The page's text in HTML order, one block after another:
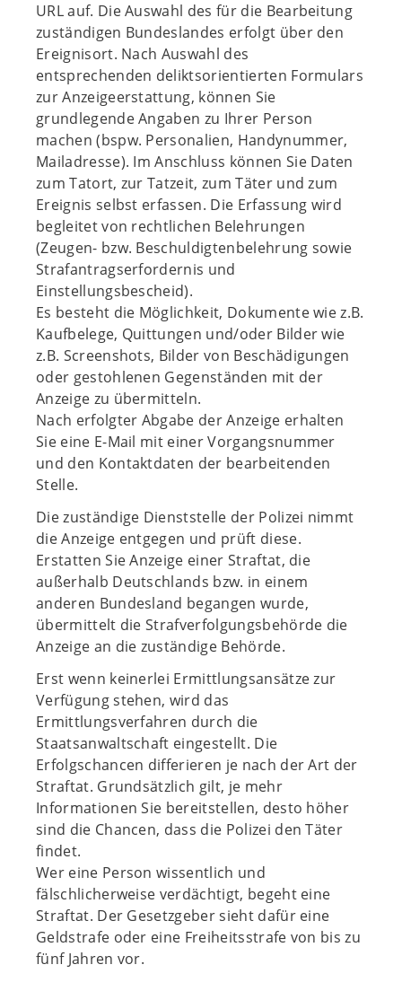
URL auf. Die Auswahl des für die Bearbeitung
zuständigen Bundeslandes erfolgt über den
Ereignisort. Nach Auswahl des
entsprechenden deliktsorientierten Formulars
zur Anzeigeerstattung, können Sie
grundlegende Angaben zu Ihrer Person
machen (bspw. Personalien, Handynummer,
Mailadresse). Im Anschluss können Sie Daten
zum Tatort, zur Tatzeit, zum Täter und zum
Ereignis selbst erfassen. Die Erfassung wird
begleitet von rechtlichen Belehrungen
(Zeugen- bzw. Beschuldigtenbelehrung sowie
Strafantragserfordernis und
Einstellungsbescheid).
Es besteht die Möglichkeit, Dokumente wie z.B.
Kaufbelege, Quittungen und/oder Bilder wie
z.B. Screenshots, Bilder von Beschädigungen
oder gestohlenen Gegenständen mit der
Anzeige zu übermitteln.
Nach erfolgter Abgabe der Anzeige erhalten
Sie eine E-Mail mit einer Vorgangsnummer
und den Kontaktdaten der bearbeitenden
Stelle.
Die zuständige Dienststelle der Polizei nimmt
die Anzeige entgegen und prüft diese.
Erstatten Sie Anzeige einer Straftat, die
außerhalb Deutschlands bzw. in einem
anderen Bundesland begangen wurde,
übermittelt die Strafverfolgungsbehörde die
Anzeige an die zuständige Behörde.
Erst wenn keinerlei Ermittlungsansätze zur
Verfügung stehen, wird das
Ermittlungsverfahren durch die
Staatsanwaltschaft eingestellt. Die
Erfolgschancen differieren je nach der Art der
Straftat. Grundsätzlich gilt, je mehr
Informationen Sie bereitstellen, desto höher
sind die Chancen, dass die Polizei den Täter
findet.
Wer eine Person wissentlich und
fälschlicherweise verdächtigt, begeht eine
Straftat. Der Gesetzgeber sieht dafür eine
Geldstrafe oder eine Freiheitsstrafe von bis zu
fünf Jahren vor.